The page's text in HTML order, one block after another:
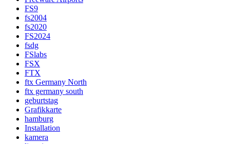
FS9
fs2004
fs2020
FS2024
fsdg
FSlabs
FSX
FTX
ftx Germany North
ftx germany south
geburtstag
Grafikkarte
hamburg
Installation
kamera